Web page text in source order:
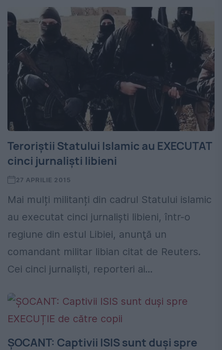
Teroriştii Statului Islamic au EXECUTAT
cinci jurnalişti libieni
27 APRILIE 2015
Mai mulți militanți din cadrul Statului islamic
au executat cinci jurnalişti libieni, într-o
regiune din estul Libiei, anunţă un
comandant militar libian citat de Reuters.
Cei cinci jurnalişti, reporteri ai...
ȘOCANT: Captivii ISIS sunt duși spre